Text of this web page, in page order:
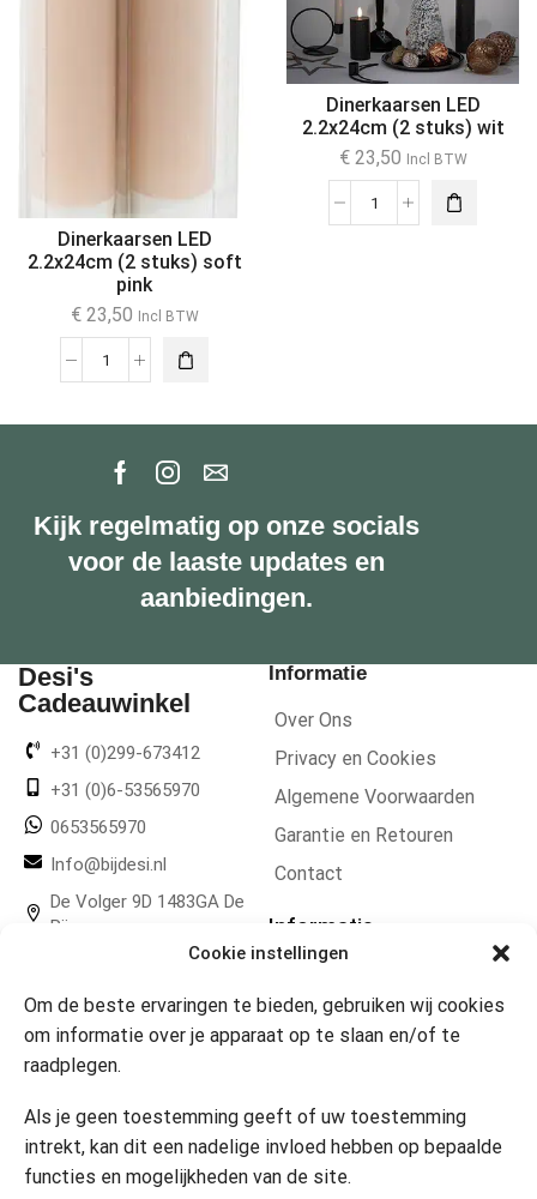
Cookie instellingen
Om de beste ervaringen te bieden, gebruiken wij cookies
om informatie over je apparaat op te slaan en/of te
raadplegen.
Als je geen toestemming geeft of uw toestemming
intrekt, kan dit een nadelige invloed hebben op bepaalde
functies en mogelijkheden van de site.
Dinerkaarsen LED
2.2x24cm (2 stuks) soft
pink
€23,50 Incl BTW
Dinerkaarsen LED
2.2x24cm (2 stuks) wit
€23,50 Incl BTW
Kijk regelmatig op onze socials
voor de laaste updates en
aanbiedingen.
Desi's
Cadeauwinkel
+31 (0)299-673412
+31 (0)6-53565970
0653565970
Info@bijdesi.nl
De Volger 9D 1483GA De
Rijp
BTW NL851657369B01
Informatie
Over Ons
Privacy en Cookies
Algemene Voorwaarden
Garantie en Retouren
Contact
Informatie
Partners
Openingstijden